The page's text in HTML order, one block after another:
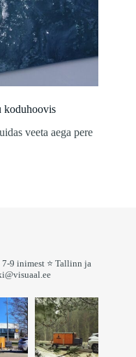
koduhoovis
veeta aega pere
7-9 inimest ⭐ Tallinn ja